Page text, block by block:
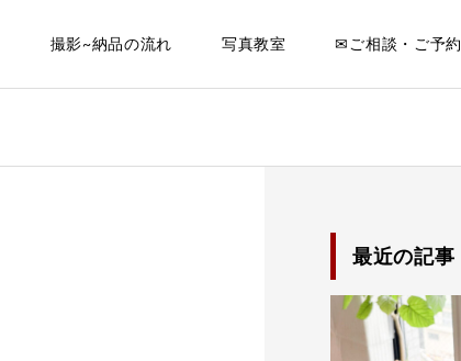
撮影~納品の流れ 写真教室 ✉ご相談・ご予約
最近の記事